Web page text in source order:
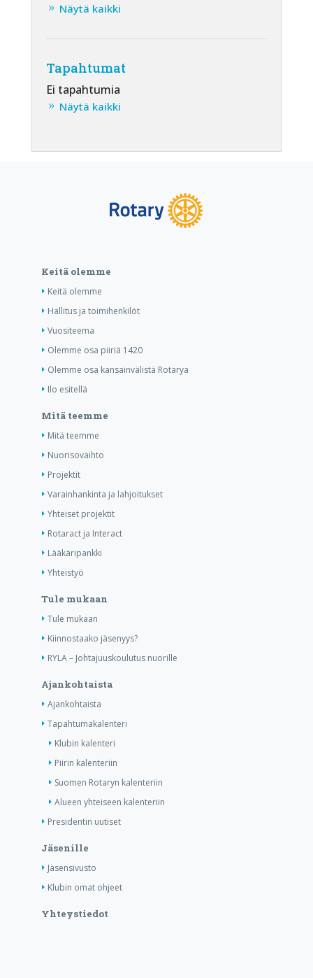
Näytä kaikki
Tapahtumat
Ei tapahtumia
Näytä kaikki
Keitä olemme
Keitä olemme
Hallitus ja toimihenkilöt
Vuositeema
Olemme osa piiriä 1420
Olemme osa kansainvälistä Rotarya
Ilo esitellä
Mitä teemme
Mitä teemme
Nuorisovaihto
Projektit
Varainhankinta ja lahjoitukset
Yhteiset projektit
Rotaract ja Interact
Lääkäripankki
Yhteistyö
Tule mukaan
Tule mukaan
Kiinnostaako jäsenyys?
RYLA – Johtajuuskoulutus nuorille
Ajankohtaista
Ajankohtaista
Tapahtumakalenteri
Klubin kalenteri
Piirin kalenteriin
Suomen Rotaryn kalenteriin
Alueen yhteiseen kalenteriin
Presidentin uutiset
Jäsenille
Jäsensivusto
Klubin omat ohjeet
Yhteystiedot